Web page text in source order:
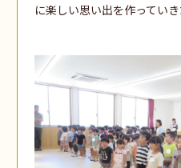
に楽しい思い出を作ってい